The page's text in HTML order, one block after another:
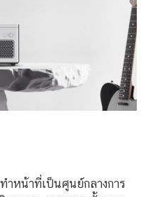
ำหน้าที่เป็นศูนย์กลางการ